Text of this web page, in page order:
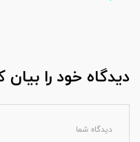
دیدگاه خود را بیان